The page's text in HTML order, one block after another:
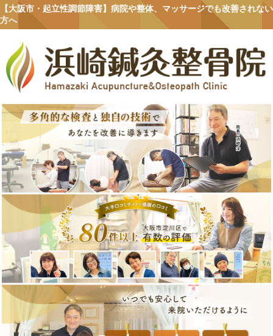
【大阪市・起立性調節障害】病院や整体、マッサージでも改善されない
方へ